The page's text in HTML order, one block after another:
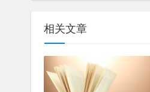
相关文章